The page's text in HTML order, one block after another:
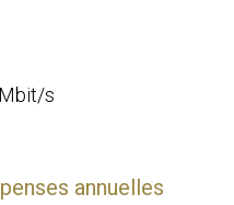
s
annuelles